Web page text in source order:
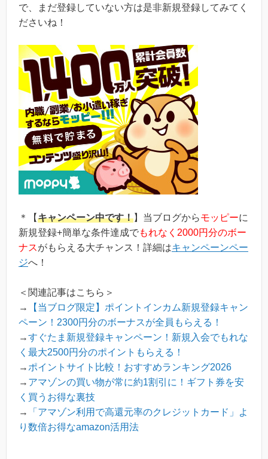
初心者の方でも稼ぎやすく、当ブログでもおすすめ第1位のポイン
トサイトです！当ペ...
で、まだ登録していない方は是非新規登録してみてく
ださいね！
＊【キャンペーン中です！】当ブログからモッピーに
新規登録+簡単な条件達成でもれなく2000円分のボー
ナスがもらえる大チャンス！詳細はキャンペーンペー
ジへ！
＜関連記事はこちら＞
→
【当ブログ限定】ポイントインカム新規登録キャン
ペーン！2300円分のボーナスが全員もらえる！
→すぐたま新規登録キャンペーン！新規入会でもれな
く最大2500円分のポイントもらえる！
→ポイントサイト比較！おすすめランキング2026
→ アマゾンの買い物が常に約1割引に！ギフト券を安
く買うお得な裏技
→
「アマゾン利用で高還元率のクレジットカード」よ
り数倍お得なamazon活用法